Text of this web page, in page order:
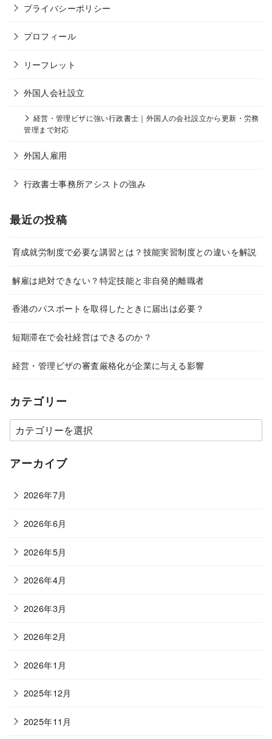
プライバシーポリシー
プロフィール
リーフレット
外国人会社設立
経営・管理ビザに強い行政書士｜外国人の会社設立から更新・労務
管理まで対応
外国人雇用
行政書士事務所アシストの強み
最近の投稿
育成就労制度で必要な講習とは？技能実習制度との違いを解説
解雇は絶対できない？特定技能と非自発的離職者
香港のパスポートを取得したときに届出は必要？
短期滞在で会社経営はできるのか？
経営・管理ビザの審査厳格化が企業に与える影響
カテゴリー
カ
テ
ゴ
ー
アーカイブ
2026年7月
2026年6月
2026年5月
2026年4月
2026年3月
2026年2月
2026年1月
2025年12月
2025年11月